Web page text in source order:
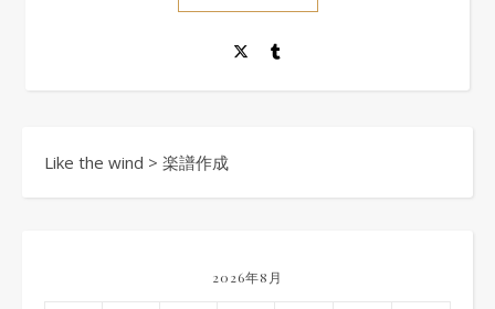
Like the wind > 楽譜作成
2026年8月